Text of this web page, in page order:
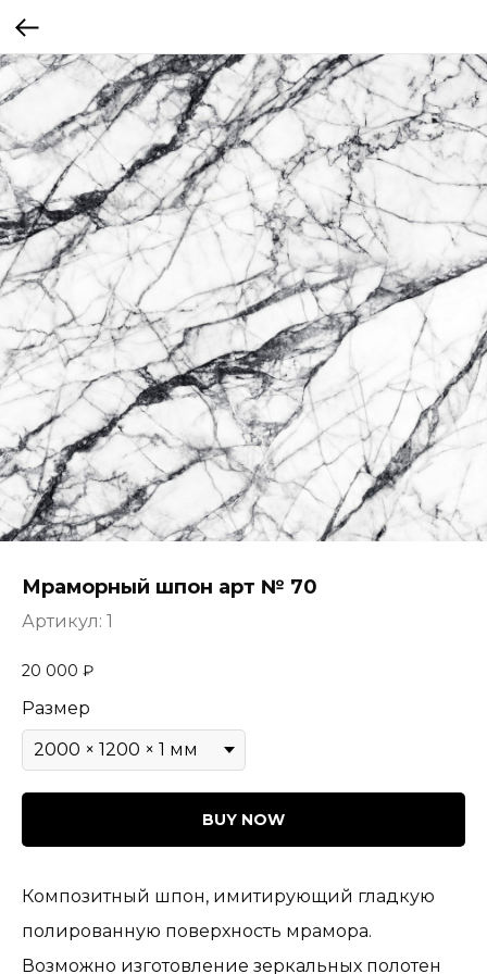
Мраморный шпон арт № 70
Артикул: 1
20 000 ₽
Размер
BUY NOW
Композитный шпон, имитирующий гладкую
полированную поверхность мрамора.
Возможно изготовление зеркальных полотен